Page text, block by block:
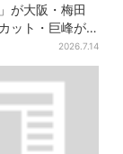
が大阪・梅田
ット・巨峰が
2026.7.14